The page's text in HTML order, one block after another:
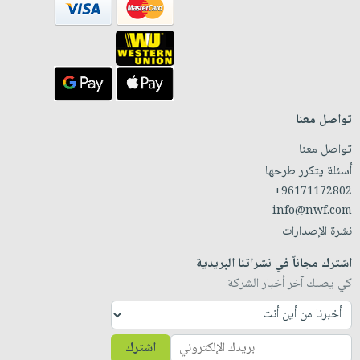
تواصل معنا
تواصل معنا
أسئلة يتكرر طرحها
+96171172802
info@nwf.com
نشرة الإصدارات
اشترك مجاناً في نشراتنا البريدية
كي يصلك آخر أخبار الشركة
اشترك